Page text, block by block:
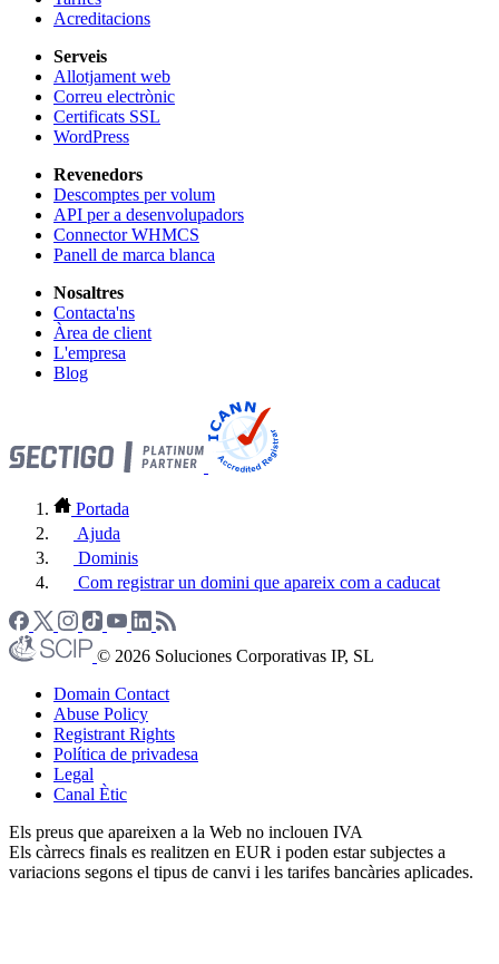
Acreditacions
Serveis
Allotjament web
Correu electrònic
Certificats SSL
WordPress
Revenedors
Descomptes per volum
API per a desenvolupadors
Connector WHMCS
Panell de marca blanca
Nosaltres
Contacta'ns
Àrea de client
L'empresa
Blog
Portada
Ajuda
Dominis
Com registrar un domini que apareix com a caducat
© 2026 Soluciones Corporativas IP, SL
Domain Contact
Abuse Policy
Registrant Rights
Política de privadesa
Legal
Canal Ètic
Els preus que apareixen a la Web no inclouen IVA
Els càrrecs finals es realitzen en EUR i poden estar subjectes a
variacions segons el tipus de canvi i les tarifes bancàries aplicades.